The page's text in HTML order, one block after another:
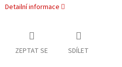
Detailní informace
ZEPTAT SE SDÍLET